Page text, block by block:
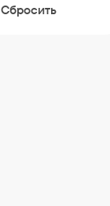
Cбросить